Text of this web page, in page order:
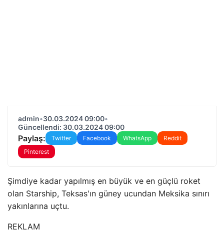
admin•30.03.2024 09:00•
Güncellendi: 30.03.2024 09:00
Paylaş: Twitter Facebook WhatsApp
Reddit
Pinterest
Şimdiye kadar yapılmış en büyük ve en güçlü roket
olan Starship, Teksas'ın güney ucundan Meksika sınırı
yakınlarına uçtu.
REKLAM